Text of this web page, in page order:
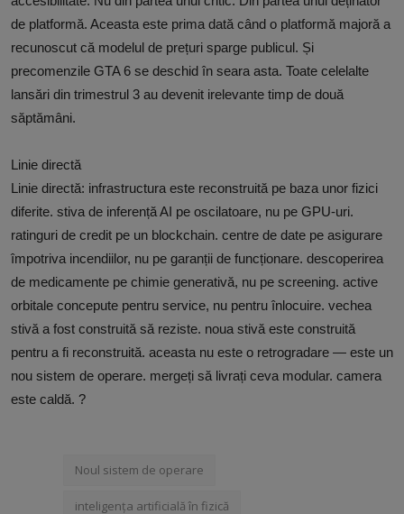
de platformă. Aceasta este prima dată când o platformă majoră a
recunoscut că modelul de prețuri sparge publicul. Și
precomenzile GTA 6 se deschid în seara asta. Toate celelalte
lansări din trimestrul 3 au devenit irelevante timp de două
săptămâni.
Linie directă
Linie directă: infrastructura este reconstruită pe baza unor fizici
diferite. stiva de inferență AI pe oscilatoare, nu pe GPU-uri.
ratinguri de credit pe un blockchain. centre de date pe asigurare
împotriva incendiilor, nu pe garanții de funcționare. descoperirea
de medicamente pe chimie generativă, nu pe screening. active
orbitale concepute pentru service, nu pentru înlocuire. vechea
stivă a fost construită să reziste. noua stivă este construită
pentru a fi reconstruită. aceasta nu este o retrogradare — este un
nou sistem de operare. mergeți să livrați ceva modular. camera
este caldă. ?
Noul sistem de operare
inteligența artificială în fizică